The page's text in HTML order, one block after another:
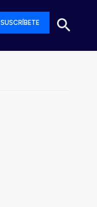
SUSCRÍBETE